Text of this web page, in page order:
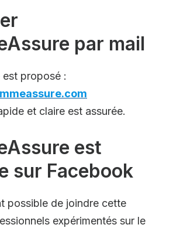
par mail
est proposé :
et claire est assurée.
est
sur Facebook
possible de joindre cette
expérimentés sur le